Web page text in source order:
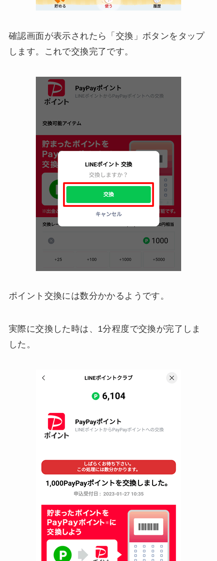
確認画面が表示されたら「交換」ボタンをタップ
します。これで交換完了です。
ポイント交換には数分かかるようです。
実際に交換した時は、1分程度で交換が完了しま
した。